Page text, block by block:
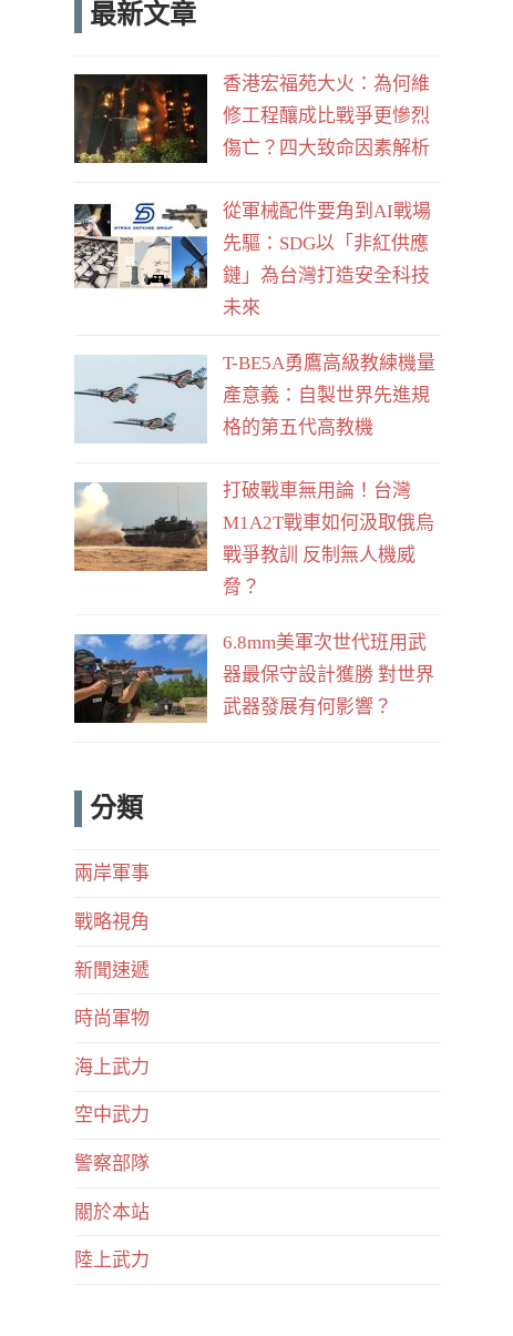
e
o
o
k
d
最新文章
香港宏福苑大火：為何維
修工程釀成比戰爭更慘烈
傷亡？四大致命因素解析
從軍械配件要角到AI戰場
先驅：SDG以「非紅供應
鏈」為台灣打造安全科技
未來
T-BE5A勇鷹高級教練機量
產意義：自製世界先進規
格的第五代高教機
打破戰車無用論！台灣
M1A2T戰車如何汲取俄烏
戰爭教訓 反制無人機威
脅？
6.8mm美軍次世代班用武
器最保守設計獲勝 對世界
武器發展有何影響？
分類
兩岸軍事
戰略視角
新聞速遞
時尚軍物
海上武力
空中武力
警察部隊
關於本站
陸上武力